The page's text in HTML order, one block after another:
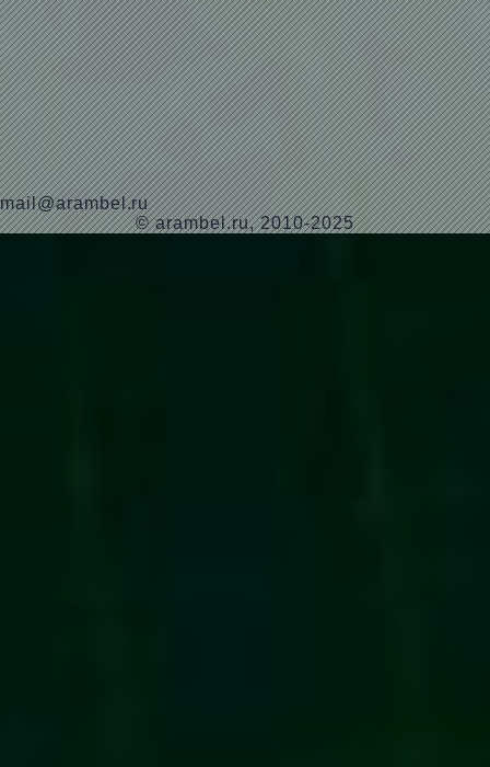
mail@arambel.ru
© arambel.ru, 2010-2025